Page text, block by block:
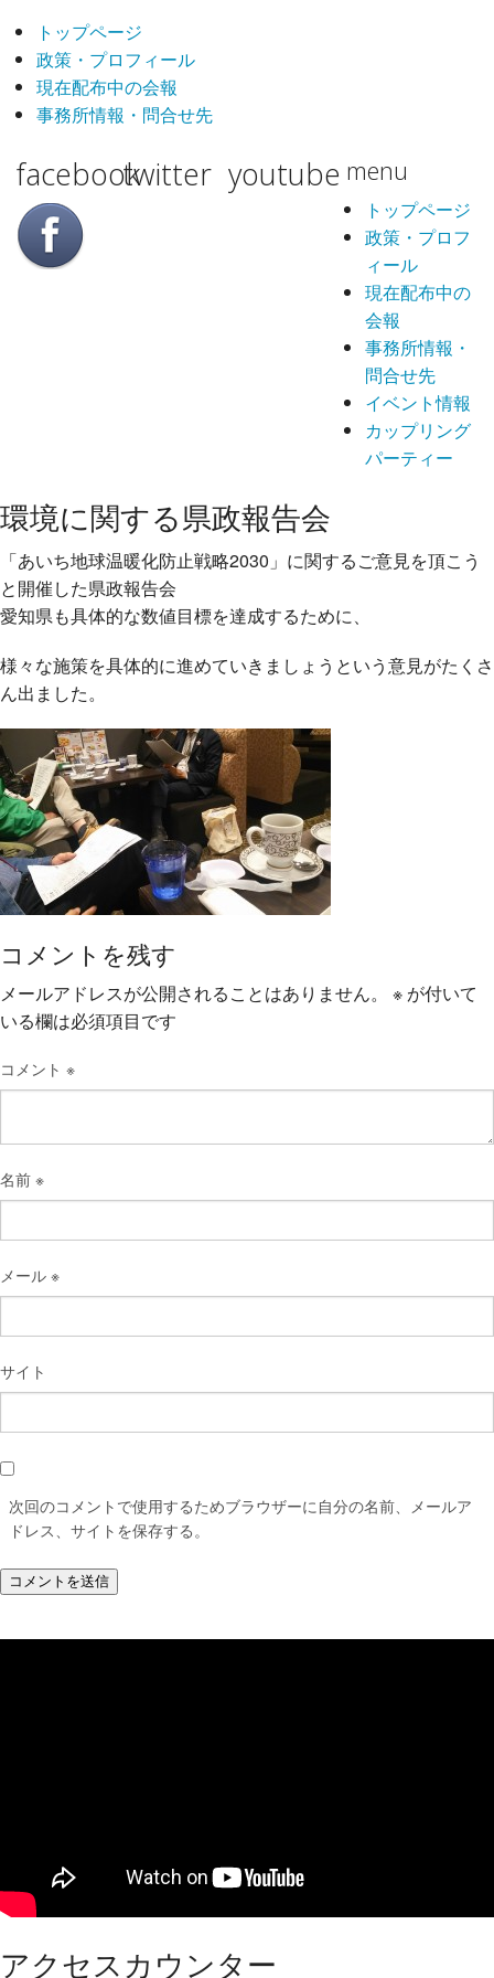
トップページ
政策・プロフィール
現在配布中の会報
事務所情報・問合せ先
facebooktwitter youtube menu
トップページ
政策・プロフ
ィール
現在配布中の
会報
事務所情報・
問合せ先
イベント情報
カップリング
パーティー
環境に関する県政報告会
「あいち地球温暖化防止戦略2030」に関するご意見を頂こう
と開催した県政報告会
愛知県も具体的な数値目標を達成するために、
様々な施策を具体的に進めていきましょうという意見がたくさ
ん出ま した。
コメントを残す
メールアドレスが公開されることはありません。 ※ が付いて
いる欄は必須項目です
コメント ※
名前 ※
メール ※
サイト
次回のコメントで使用するためブラウザーに自分の名前、メールア
ドレス、サイトを保存する。
アクセスカウンター